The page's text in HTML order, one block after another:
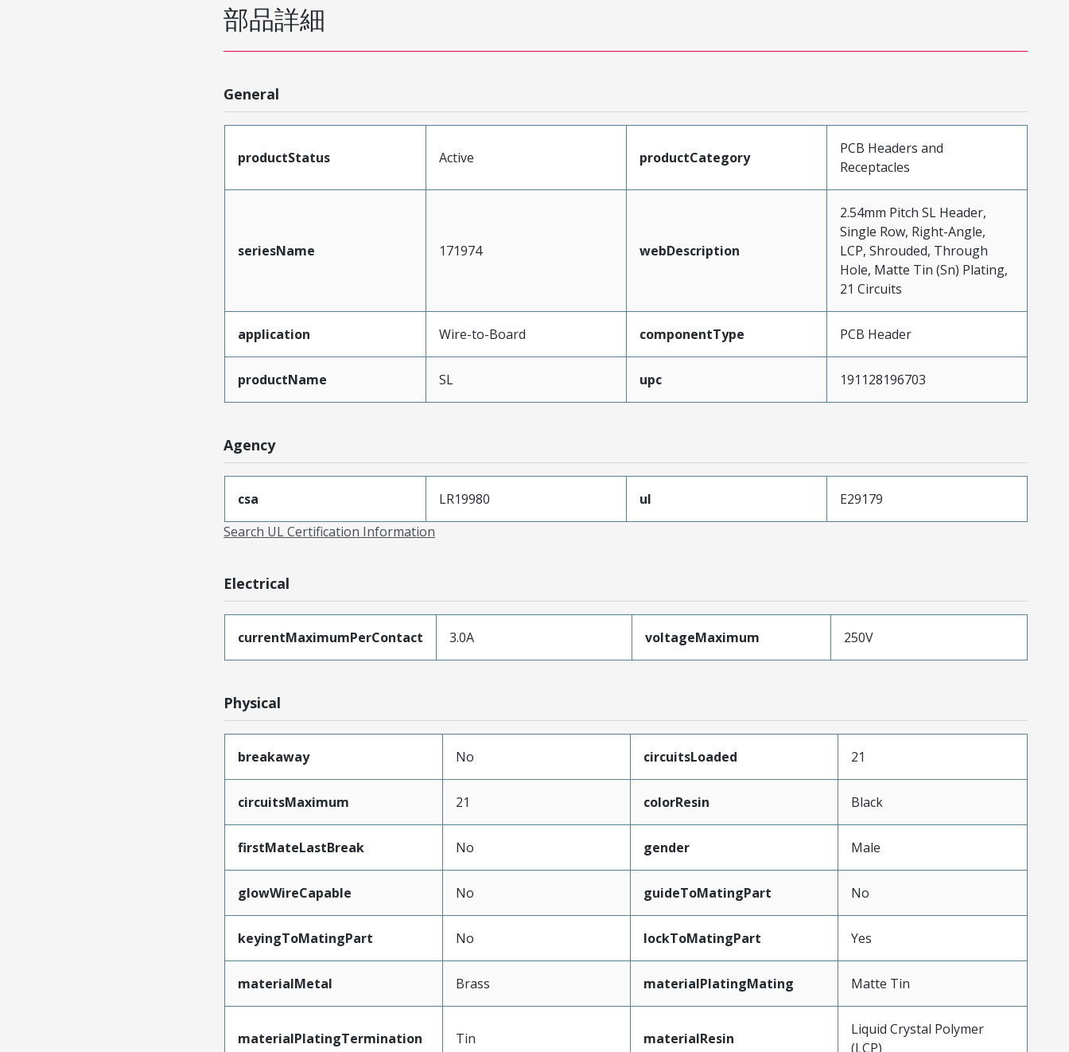
部品詳細
General
productStatus Active productCategory
PCB Headers and
Receptacles
seriesName 171974 webDescription
2.54mm Pitch SL Header,
Single Row, Right-Angle,
LCP, Shrouded, Through
Hole, Matte Tin (Sn) Plating,
21 Circuits
application Wire-to-Board componentType PCB Header
productName SL upc 191128196703
Agency
csa LR19980 ul
E29179
Search UL Certification Information
Electrical
currentMaximumPerContact 3.0A voltageMaximum 250V
Physical
breakaway No circuitsLoaded 21
circuitsMaximum 21 colorResin Black
firstMateLastBreak No gender Male
glowWireCapable No guideToMatingPart No
keyingToMatingPart No lockToMatingPart Yes
materialMetal Brass materialPlatingMating Matte Tin
materialPlatingTermination Tin materialResin
Liquid Crystal Polymer
(LCP)